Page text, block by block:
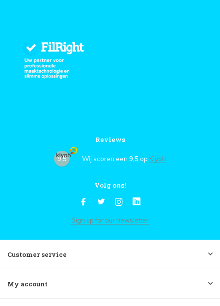
Reviews
9,5 Wij scoren een 9,5 op Kiyoh
Volg ons!
Sign up for our newsletter
Customer service
My account